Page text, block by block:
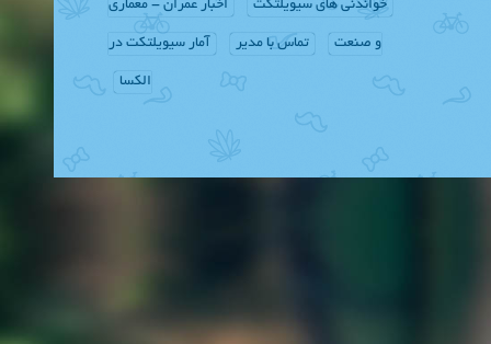
خواندنی های سیویلتکت اخبار عمران - معماری
و صنعت تماس با مدیر آمار سیویلتکت در
الکسا